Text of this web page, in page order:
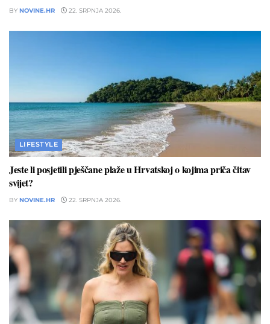
BY NOVINE.HR 22. SRPNJA 2026.
LIFESTYLE
Jeste li posjetili pješčane plaže u Hrvatskoj o kojima priča čitav
svijet?
BY NOVINE.HR 22. SRPNJA 2026.